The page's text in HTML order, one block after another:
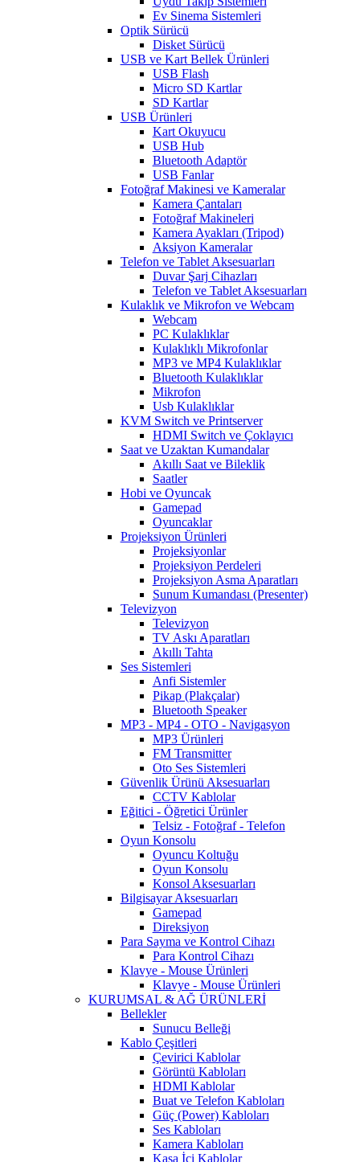
Ev Sinema Sistemleri
Optik Sürücü
Disket Sürücü
USB ve Kart Bellek Ürünleri
USB Flash
Micro SD Kartlar
SD Kartlar
USB Ürünleri
Kart Okuyucu
USB Hub
Bluetooth Adaptör
USB Fanlar
Fotoğraf Makinesi ve Kameralar
Kamera Çantaları
Fotoğraf Makineleri
Kamera Ayakları (Tripod)
Aksiyon Kameralar
Telefon ve Tablet Aksesuarları
Duvar Şarj Cihazları
Telefon ve Tablet Aksesuarları
Kulaklık ve Mikrofon ve Webcam
Webcam
PC Kulaklıklar
Kulaklıklı Mikrofonlar
MP3 ve MP4 Kulaklıklar
Bluetooth Kulaklıklar
Mikrofon
Usb Kulaklıklar
KVM Switch ve Printserver
HDMI Switch ve Çoklayıcı
Saat ve Uzaktan Kumandalar
Akıllı Saat ve Bileklik
Saatler
Hobi ve Oyuncak
Gamepad
Oyuncaklar
Projeksiyon Ürünleri
Projeksiyonlar
Projeksiyon Perdeleri
Projeksiyon Asma Aparatları
Sunum Kumandası (Presenter)
Televizyon
Televizyon
TV Askı Aparatları
Akıllı Tahta
Ses Sistemleri
Anfi Sistemler
Pikap (Plakçalar)
Bluetooth Speaker
MP3 - MP4 - OTO - Navigasyon
MP3 Ürünleri
FM Transmitter
Oto Ses Sistemleri
Güvenlik Ürünü Aksesuarları
CCTV Kablolar
Eğitici - Öğretici Ürünler
Telsiz - Fotoğraf - Telefon
Oyun Konsolu
Oyuncu Koltuğu
Oyun Konsolu
Konsol Aksesuarları
Bilgisayar Aksesuarları
Gamepad
Direksiyon
Para Sayma ve Kontrol Cihazı
Para Kontrol Cihazı
Klavye - Mouse Ürünleri
Klavye - Mouse Ürünleri
KURUMSAL & AĞ ÜRÜNLERİ
Bellekler
Sunucu Belleği
Kablo Çeşitleri
Çevirici Kablolar
Görüntü Kabloları
HDMI Kablolar
Buat ve Telefon Kabloları
Güç (Power) Kabloları
Ses Kabloları
Kamera Kabloları
Kasa İçi Kablolar